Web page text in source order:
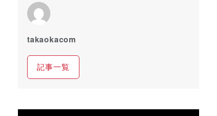
takaokacom
記事一覧